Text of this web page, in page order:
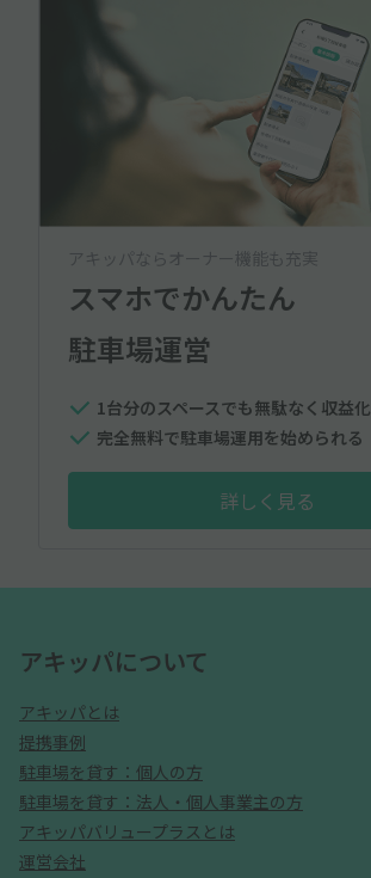
アキッパならオーナー機能も充実
スマホでかんたん
駐車場運営
1台分のスペースでも無駄なく収益化
完全無料で駐車場運用を始められる
詳しく見る
アキッパについて
アキッパとは
提携事例
駐車場を貸す：個人の方
駐車場を貸す：法人・個人事業主の方
アキッパバリュープラスとは
運営会社